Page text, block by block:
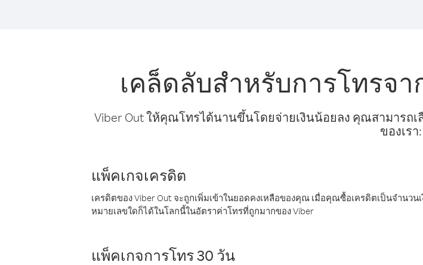
เคล็ดลับสำหรับการโทรจ
Viber Out ให้คุณโทรได้นานขึ้นโดยจ่ายเงินน้อยลง คุณสามารถ
ของเรา:
แพ็คเกจเครดิต
เครดิตของ Viber Out จะถูกเพิ่มเข้าในยอดคงเหลือของคุณ เมื่อคุณซื้อเครดิตเป็นจำนว
หมายเลขใดก็ได้ในโลกนี้ในอัตราค่าโทรที่ถูกมากของ Viber
แพ็คเกจการโทร 30 วัน